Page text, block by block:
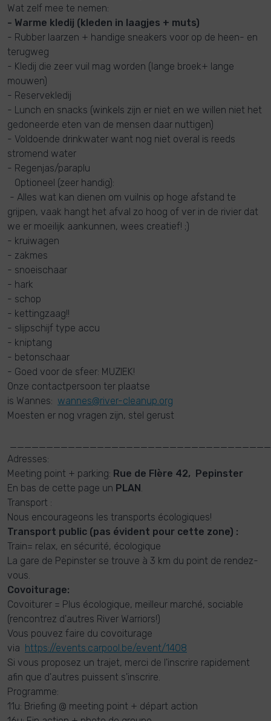
Wat zelf mee te nemen:
- Warme kledij (kleden in laagjes + muts)
- Rubber laarzen + handige sneakers voor op de heen- en
terugweg
- Kledij die zeer vuil mag worden (lange broek+ lange
mouwen)
- Reservekledij
- Lunch en snacks (winkels zijn er niet en we willen niet het
gedoneerde eten van de mensen daar nuttigen)
- Voldoende drinkwater want nog niet overal is reeds
stromend water
- Regenjas/paraplu
Optioneel (zeer handig):
- Alles wat kan dienen om vuilnis op hoge afstand te
grijpen, vaak hangt het afval zo hoog of ver in de rivier dat
we er moeilijk aankunnen, wees creatief! ;)
- kruiwagen
- zakmes
- snoeischaar
- hark
- schop
- kettingzaag!!
- slijpschijf type accu
- kniptang
- betonschaar
- Goed voor de sfeer: MUZIEK!
Onze contactpersoon ter plaatse
is Wannes: wannes@river-cleanup.org
Moesten er nog vragen zijn, stel gerust
Adresses:
Meeting point + parking: Rue de Flère 42, Pepinster
En bas de cette page un PLAN.
Transport :
Nous encourageons les transports écologiques!
Transport public (pas évident pour cette zone) :
Train= relax, en sécurité, écologique
La gare de Pepinster se trouve à 3 km du point de rendez-
vous.
Covoiturage:
Covoiturer = Plus écologique, meilleur marché, sociable
(rencontrez d'autres River Warriors!)
Vous pouvez faire du covoiturage
via https://events.carpool.be/event/1408
Si vous proposez un trajet, merci de l'inscrire rapidement
afin que d'autres puissent s'inscrire.
Programme:
11u: Briefing @ meeting point + départ action